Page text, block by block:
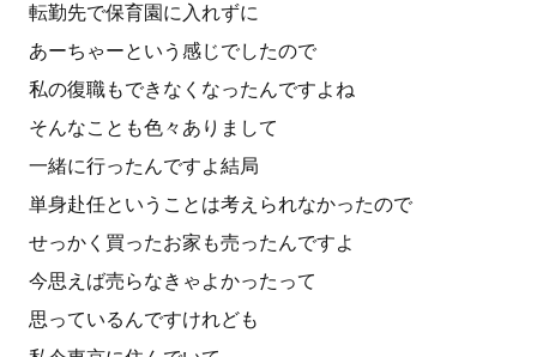
転勤先で保育園に入れずに
あーちゃーという感じでしたので
私の復職もできなくなったんですよね
そんなことも色々ありまして
一緒に行ったんですよ結局
単身赴任ということは考えられなかったので
せっかく買ったお家も売ったんですよ
今思えば売らなきゃよかったって
思っているんですけれども